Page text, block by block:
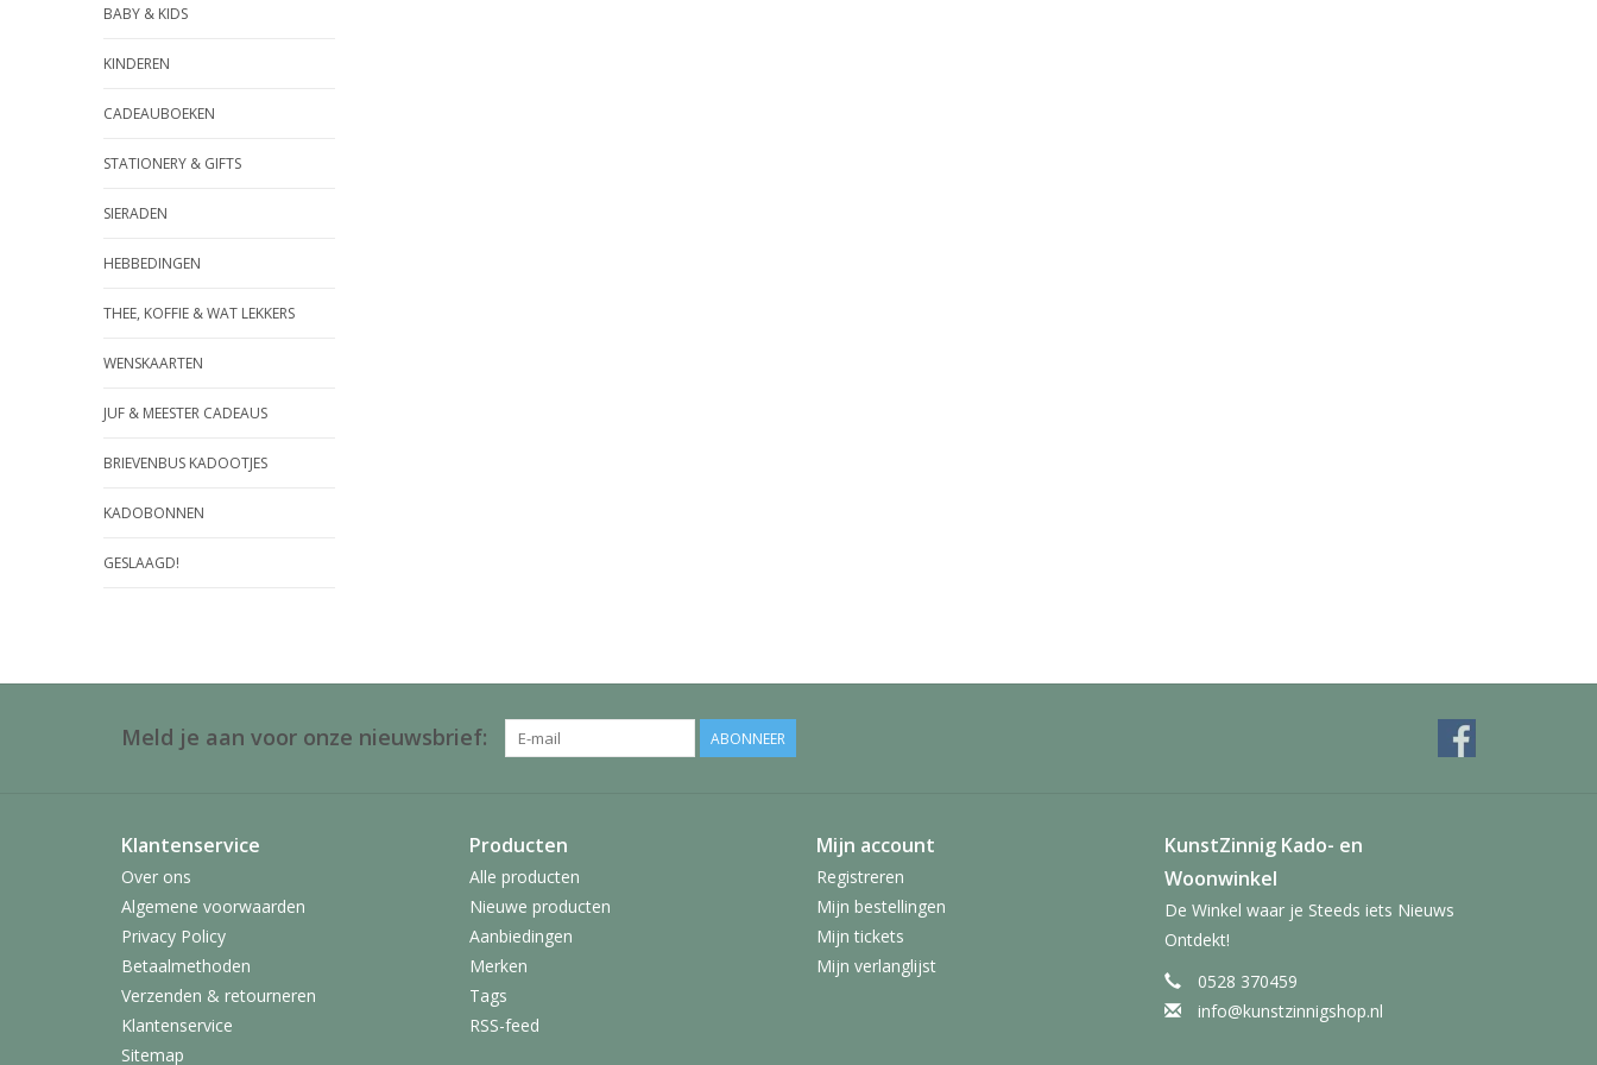
BABY & KIDS
KINDEREN
CADEAUBOEKEN
STATIONERY & GIFTS
SIERADEN
HEBBEDINGEN
THEE, KOFFIE & WAT LEKKERS
WENSKAARTEN
JUF & MEESTER CADEAUS
BRIEVENBUS KADOOTJES
KADOBONNEN
GESLAAGD!
Meld je aan voor onze nieuwsbrief: ABONNEER
Klantenservice
Over ons
Algemene voorwaarden
Privacy Policy
Betaalmethoden
Verzenden & retourneren
Klantenservice
Sitemap
Producten
Alle producten
Nieuwe producten
Aanbiedingen
Merken
Tags
RSS-feed
Mijn account
Registreren
Mijn bestellingen
Mijn tickets
Mijn verlanglijst
KunstZinnig Kado- en
Woonwinkel
De Winkel waar je Steeds iets Nieuws
Ontdekt!
0528 370459
info@kunstzinnigshop.nl